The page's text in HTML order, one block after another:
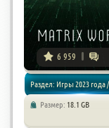
6 959
Раздел: Игры 2023 года /
Размер: 18.1 GB